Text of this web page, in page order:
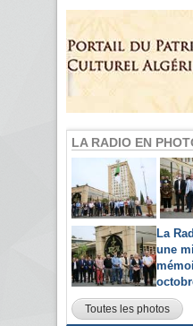
LA RADIO EN
La
une
Toutes les photos